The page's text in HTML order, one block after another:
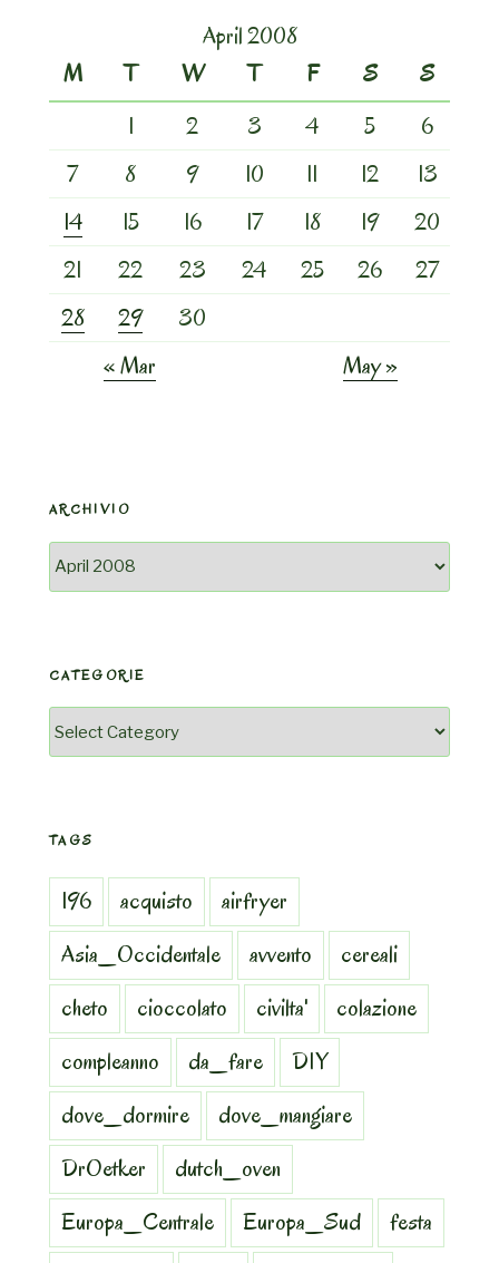
April 2008
M
T W T F S
S
1
2 3 4 5
6
7
8 9 10 11 12
13
14
15 16 17 18 19
20
21
22 23 24 25 26
27
28
29
30
« Mar
May »
ARCHIVIO
Archivio
CATEGORIE
Categorie
TAGS
196 acquisto
airfryer
Asia_Occidentale
avvento
cereali
cheto
cioccolato civilta'
colazione
compleanno
da_fare
DIY
dove_dormire
dove_mangiare
DrOetker
dutch_oven
Europa_Centrale
Europa_Sud
festa